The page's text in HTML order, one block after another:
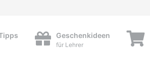
Geschenkideen
für Lehrer